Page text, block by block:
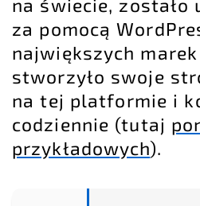
na świecie, zostało
za pomocą
największych
stworzyło swoje
na tej platformie i
codziennie (tutaj
przykładowych).